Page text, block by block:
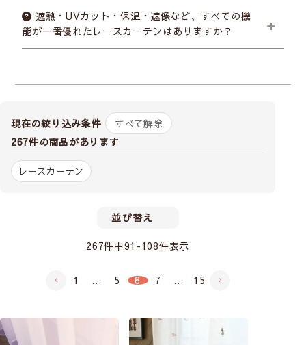
申し訳ございませんが、
夜も見えにくく、昼は景色
がよく見える機能をどちらも最大限に備えたレースカ
ーテンはありません。外から見えにくくするほど景色
おすすめ商品をご用意しておりますので、ご希望に合
わせてお選びください。
外からの視線をしっかり防ぎたい方
エコプレミアム
遮熱・UVカット・保温・遮像など、すべての機
能が一番優れたレースカーテンはありますか？
す。
迷った場合は、機能のバランスが良く人気のレース
カーテンがおすすめです。
迷っている方向け
ウルトラUV
現在の絞り込み条件
すべて解除
267件の商品があります
レースカーテン
並び替え
267件中91 -108件表示
1 … 5 6 7 … 15